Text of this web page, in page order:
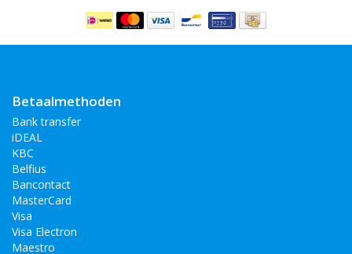
Betaalmethoden
Bank transfer
iDEAL
KBC
Belfius
Bancontact
MasterCard
Visa
Visa Electron
Maestro